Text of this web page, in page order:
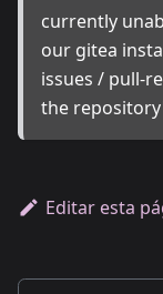
currently
our gitea
issues / pull-
the
Editar esta